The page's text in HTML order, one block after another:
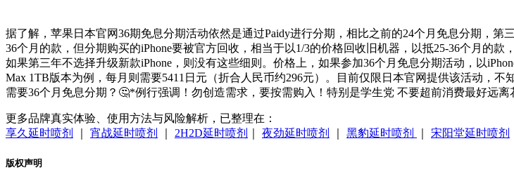
据了解，苹果日本官网36期免息分期活动依然是通过Paidy进行分期，相比之前的24个月免息分期，
36个月的款，但分期购买的iPhone要被官方回收，相当于以1/3的价格回收旧机器，以抵25-36个月的
如果第三年不选择升级新款iPhone，则没有这些细则。价格上，如果参加36个月免息分期活动，以
Max 1TB版本为例，每月则需要5411日元（折合人民币约296元）。目前仅限日本官网提供该活动，
需要36个月免息分期？🤔*例行强调！勿创造需求，要按需购入！特别是学生党 不要超前消费最好远离
更多品牌真实体验、使用方法与风险解析，已整理在：
享久延时喷剂
宵战延时喷剂 2H2D延时喷剂 夜劲延时喷剂 黑豹延时喷剂 宋阳堂延时喷剂
版权声明